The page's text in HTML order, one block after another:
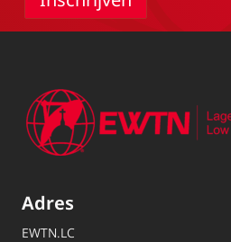
Adres
EWTN.LC